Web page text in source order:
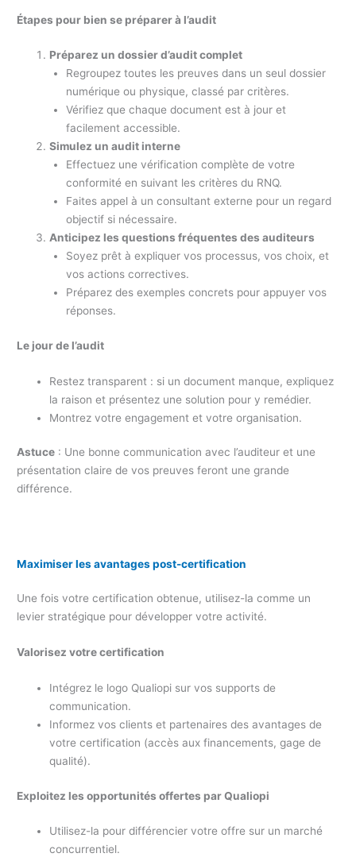
Étapes pour bien se préparer à l’audit
Préparez un dossier d’audit complet
Regroupez toutes les preuves dans un seul dossier
numérique ou physique, classé par critères.
Vérifiez que chaque document est à jour et
facilement accessible.
Simulez un audit interne
Effectuez une vérification complète de votre
conformité en suivant les critères du RNQ.
Faites appel à un consultant externe pour un regard
objectif si nécessaire.
Anticipez les questions fréquentes des auditeurs
Soyez prêt à expliquer vos processus, vos choix, et
vos actions correctives.
Préparez des exemples concrets pour appuyer vos
réponses.
Le jour de l’audit
Restez transparent : si un document manque, expliquez
la raison et présentez une solution pour y remédier.
Montrez votre engagement et votre organisation.
Astuce : Une bonne communication avec l’auditeur et une
présentation claire de vos preuves feront une grande
différence.
Maximiser les avantages post-certification
Une fois votre certification obtenue, utilisez-la comme un
levier stratégique pour développer votre activité.
Valorisez votre certification
Intégrez le logo Qualiopi sur vos supports de
communication.
Informez vos clients et partenaires des avantages de
votre certification (accès aux financements, gage de
qualité).
Exploitez les opportunités offertes par Qualiopi
Utilisez-la pour différencier votre offre sur un marché
concurrentiel.